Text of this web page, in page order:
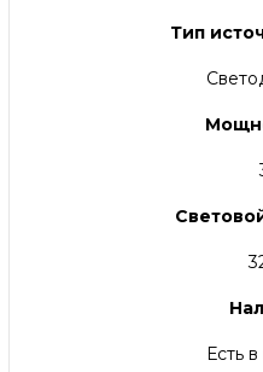
Тип
Есть